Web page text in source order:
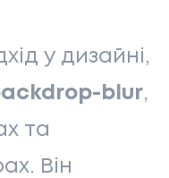
у дизайні,
blur,
та
Він